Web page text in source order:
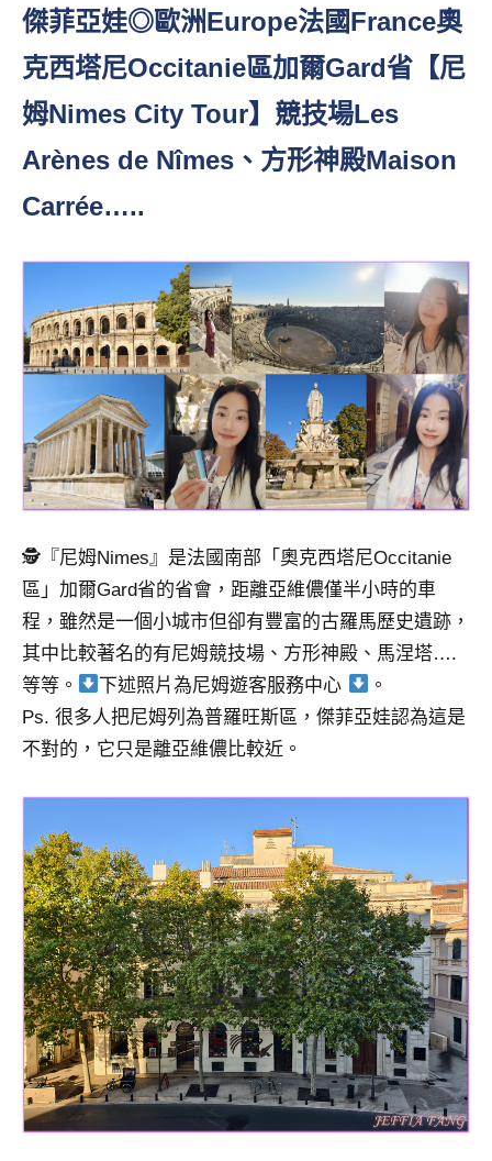
賓、
News
金
號
目
班
目
主
持、
哥
窟
泰
國
遊
書
作
者、
發
表
會
活
主
持、
學
校
企
業
講
座、
部
落
客
傑菲亞娃◎歐洲Europe法國France奧
克西塔尼Occitanie區加爾Gard省【尼
姆Nimes City Tour】競技場Les
Arènes de Nîmes、方形神殿Maison
Carrée…..
🕵 『尼姆Nimes』是法國南部「奧克西塔尼Occitanie
區」加爾Gard省的省會，距離亞維儂僅半小時的車
程，雖然是一個小城市但卻有豐富的古羅馬歷史遺跡，
其中比較著名的有尼姆競技場、方形神殿、馬涅塔….
等等。
下述照片為尼姆遊客服務中心
。
Ps. 很多人把尼姆列為普羅旺斯區，傑菲亞娃認為這是
不對的，它只是離亞維儂比較近。